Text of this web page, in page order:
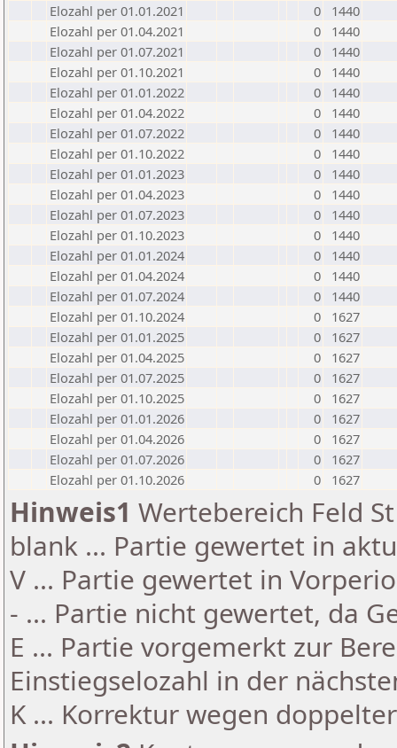
Elozahl per 01.01.2021
0
1440
Elozahl per 01.04.2021
0
1440
Elozahl per 01.07.2021
0
1440
Elozahl per 01.10.2021
0
1440
Elozahl per 01.01.2022
0
1440
Elozahl per 01.04.2022
0
1440
Elozahl per 01.07.2022
0
1440
Elozahl per 01.10.2022
0
1440
Elozahl per 01.01.2023
0
1440
Elozahl per 01.04.2023
0
1440
Elozahl per 01.07.2023
0
1440
Elozahl per 01.10.2023
0
1440
Elozahl per 01.01.2024
0
1440
Elozahl per 01.04.2024
0
1440
Elozahl per 01.07.2024
0
1440
Elozahl per 01.10.2024
0
1627
Elozahl per 01.01.2025
0
1627
Elozahl per 01.04.2025
0
1627
Elozahl per 01.07.2025
0
1627
Elozahl per 01.10.2025
0
1627
Elozahl per 01.01.2026
0
1627
Elozahl per 01.04.2026
0
1627
Elozahl per 01.07.2026
0
1627
Elozahl per 01.10.2026
0 1627
Hinweis1 Wertebereich Feld
blank ... Partie gewertet in
V ... Partie gewertet in
- ... Partie nicht gewertet, da
E ... Partie vorgemerkt zur
Einstiegselozahl in der
K ... Korrektur wegen